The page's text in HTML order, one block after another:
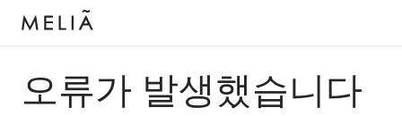
오류가 발생했습니다